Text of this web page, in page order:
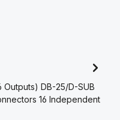
Outputs) DB-25/D-SUB
16 Independent